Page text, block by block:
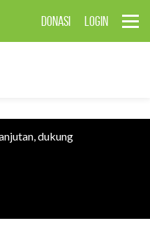
DONASI LOGIN
dukung